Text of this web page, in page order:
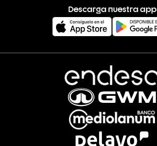
Descarga nuestra app